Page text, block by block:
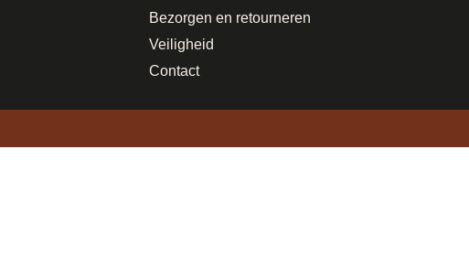
Bezorgen en retourneren
Veiligheid
Contact